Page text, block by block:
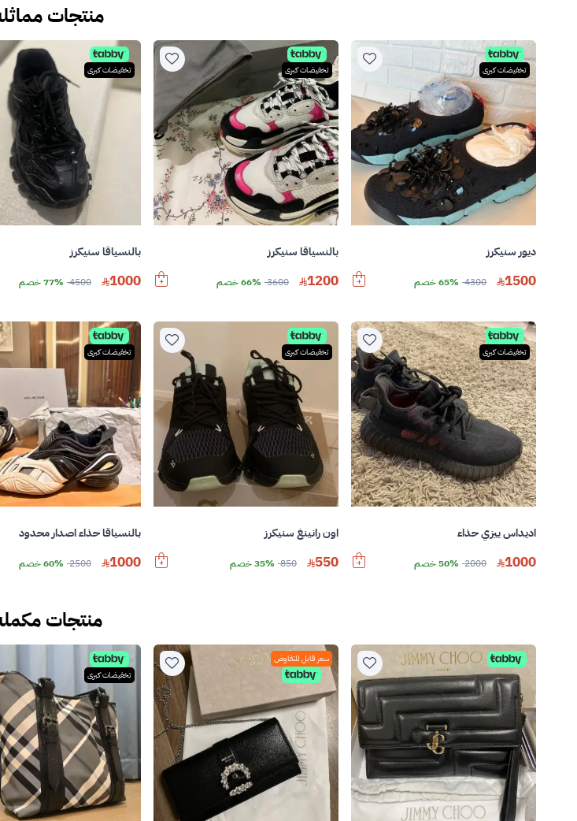
منتجات
تخفيضات كبرى
ديور سنيكرز
1500
4300 65% خصم
تخفيضات كبرى
بالنسياقا سنيكرز
1200
3600 66% خصم
تخفيضات كبرى
بالنسياقا سنيكرز
1000
4500 77% خصم
تخفيضات كبرى
اديداس ييزي حذاء
1000
2000 50% خصم
تخفيضات كبرى
اون رانينغ سنيكرز
550
850 35% خصم
تخفيضات كبرى
بالنسياقا حذاء اصدار محدود
1000
2500 60% خصم
منتجات
سعر قابل للتفاوض
تخفيضات كبرى